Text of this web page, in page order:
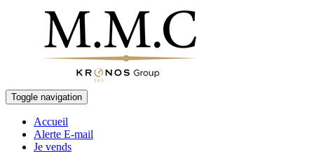
Toggle navigation
Accueil
Alerte E-mail
Je vends